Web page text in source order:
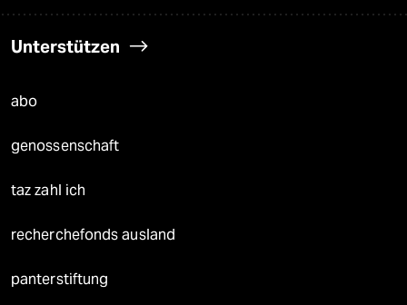
Unterstützen
abo
genossenschaft
taz zahl ich
recherchefonds ausland
panterstiftung